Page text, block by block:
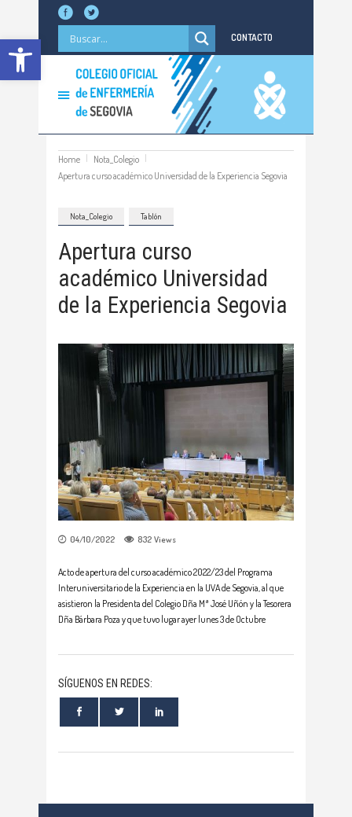
Abrir barra de herramientas CONTACTO
Home
Nota_Colegio
Apertura curso académico Universidad de la Experiencia Segovia
Nota_Colegio Tablón
Apertura curso
académico Universidad
de la Experiencia Segovia
04/10/2022 832 Views
Acto de apertura del curso académico 2022/23 del Programa
Interuniversitario de la Experiencia en la UVA de Segovia, al que
asistieron la Presidenta del Colegio Dña Mª José Uñón y la Tesorera
Dña Bárbara Poza y que tuvo lugar ayer lunes 3 de Octubre
SÍGUENOS EN REDES: